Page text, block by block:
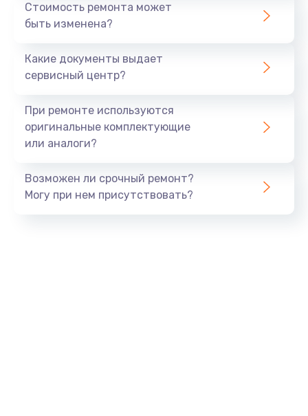
Стоимость ремонта может
быть изменена?
Какие документы выдает
сервисный центр?
При ремонте используются
оригинальные комплектующие
или аналоги?
Возможен ли срочный ремонт?
Могу при нем присутствовать?